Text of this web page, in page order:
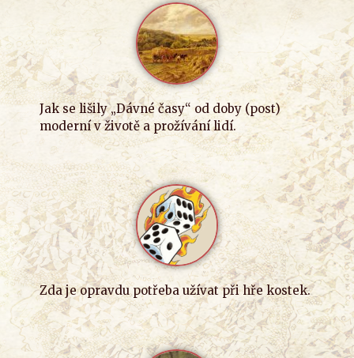
Jak se lišily „Dávné časy“ od doby (post)
moderní v životě a prožívání lidí.
Zda je opravdu potřeba užívat při hře kostek.